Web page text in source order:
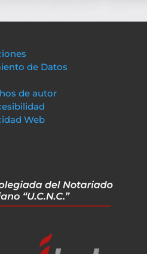
de Datos
de autor
Web